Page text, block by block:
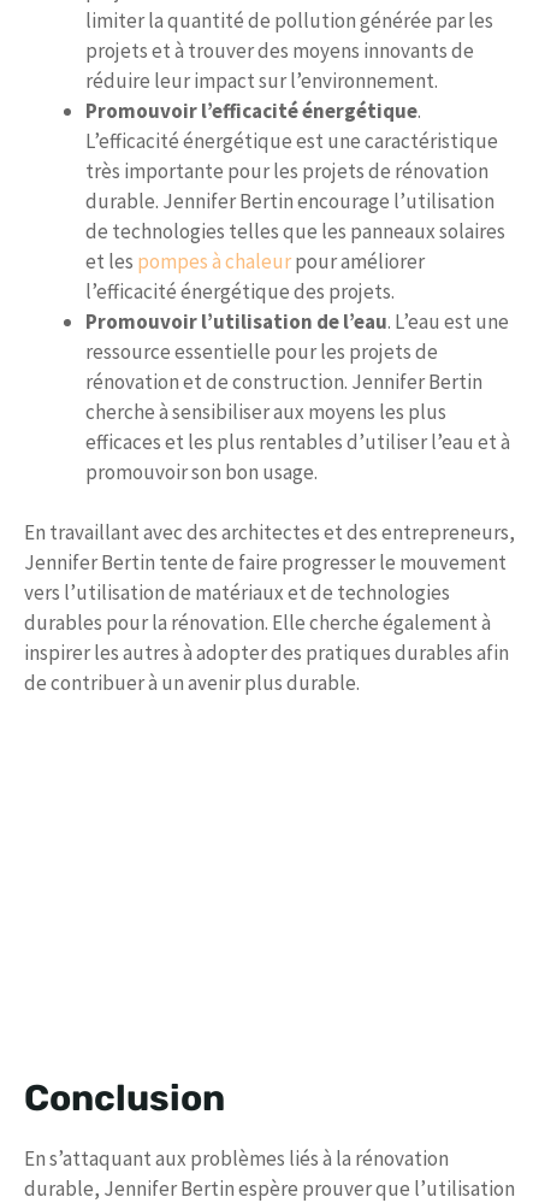
limiter la quantité de pollution générée par les
projets et à trouver des moyens innovants de
réduire leur impact sur l’environnement.
Promouvoir l’efficacité énergétique.
L’efficacité énergétique est une caractéristique
très importante pour les projets de rénovation
durable. Jennifer Bertin encourage l’utilisation
de technologies telles que les panneaux solaires
et les pompes à chaleurpour améliorer
l’efficacité énergétique des projets.
Promouvoir l’utilisation de l’eau. L’eau est une
ressource essentielle pour les projets de
rénovation et de construction. Jennifer Bertin
cherche à sensibiliser aux moyens les plus
efficaces et les plus rentables d’utiliser l’eau et à
promouvoir son bon usage.
En travaillant avec des architectes et des entrepreneurs,
Jennifer Bertin tente de faire progresser le mouvement
vers l’utilisation de matériaux et de technologies
durables pour la rénovation. Elle cherche également à
inspirer les autres à adopter des pratiques durables afin
de contribuer à un avenir plus durable.
Conclusion
En s’attaquant aux problèmes liés à la rénovation
durable, Jennifer Bertin espère prouver que l’utilisation